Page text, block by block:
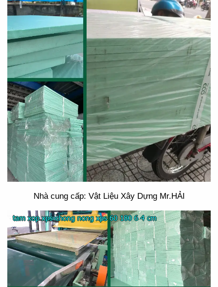
Nhà cung cấp: Vật Liệu Xây Dựng Mr.HẢI